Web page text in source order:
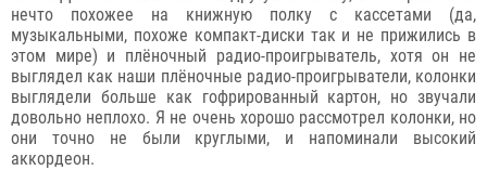
нечто похожее на книжную полку с кассетами (да,
музыкальными, похоже компакт-диски так и не прижились в
этом мире) и плёночный радио-проигрыватель, хотя он не
выглядел как наши плёночные радио-проигрыватели, колонки
выглядели больше как гофрированный картон, но звучали
довольно неплохо. Я не очень хорошо рассмотрел колонки, но
они точно не были круглыми, и напоминали высокий
аккордеон.